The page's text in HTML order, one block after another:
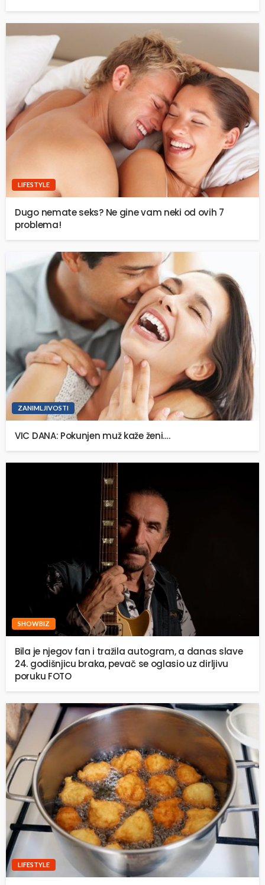
LIFESTYLE
Dugo nemate seks? Ne gine vam neki od ovih 7
problema!
ZANIMLJIVOSTI
VIC DANA: Pokunjen muž kaže ženi….
SHOWBIZ
Bila je njegov fan i tražila autogram, a danas slave
24. godišnjicu braka, pevač se oglasio uz dirljivu
poruku FOTO
LIFESTYLE